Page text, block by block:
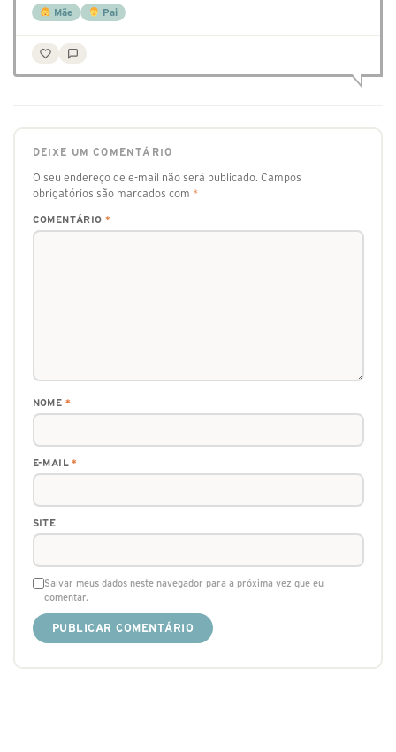
Mãe Pai
DEIXE UM COMENTÁRIO
O seu endereço de e-mail não será publicado. Campos
obrigatórios são marcados com *
COMENTÁRIO *
NOME *
E-MAIL*
SITE
Salvar meus dados neste navegador para a próxima vez que eu
comentar.